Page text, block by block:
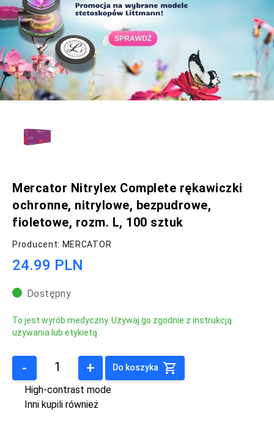
Mercator Nitrylex Complete rękawiczki
ochronne, nitrylowe, bezpudrowe,
fioletowe, rozm. L, 100 sztuk
Producent: MERCATOR
24.99 PLN
Dostępny
To jest wyrób medyczny. Używaj go zgodnie z instrukcją
używania lub etykietą.
- + Do koszyka
High-contrast mode
Inni kupili również